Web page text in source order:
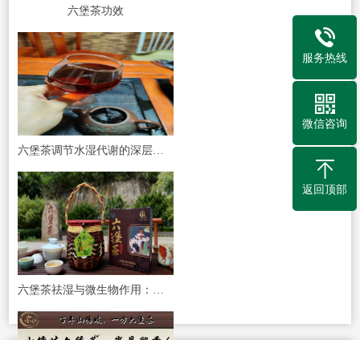
六堡茶功效
六堡茶调节水湿代谢的深层解读：从传统智慧到现代科学验证
六堡茶祛湿与微生物作用：解密“金花菌”背后的健康密码
服务热线
微信咨询
返回顶部